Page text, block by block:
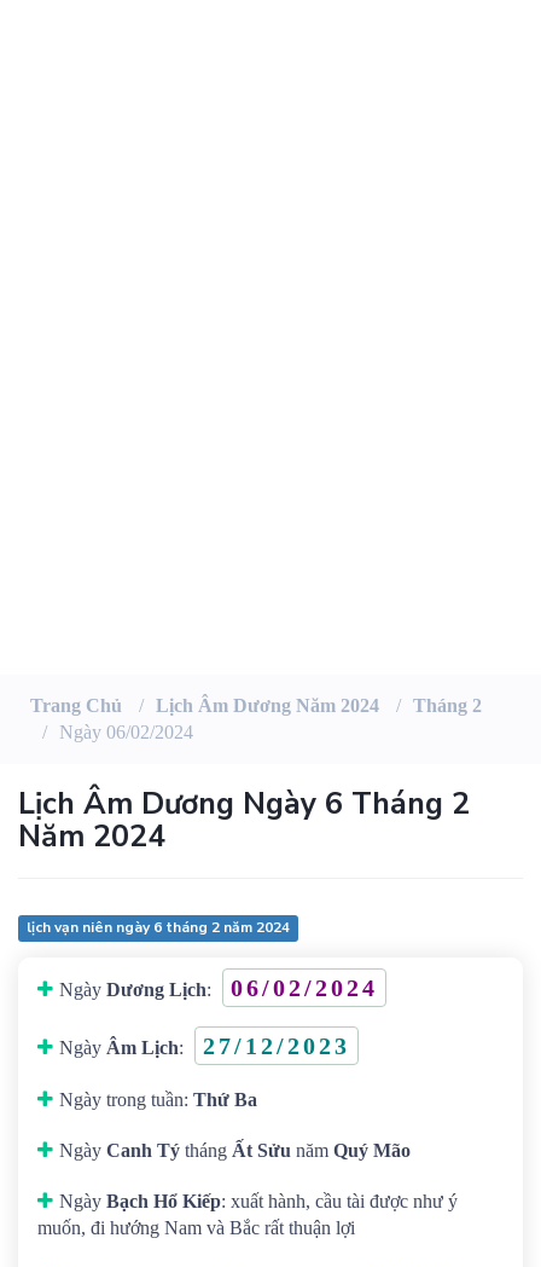
Trang Chủ Lịch Âm Dương Năm 2024
Tháng 2
Ngày 06/02/2024
Lịch Âm Dương Ngày 6 Tháng 2
Năm 2024
lịch vạn niên ngày 6 tháng 2 năm 2024
Ngày Dương Lịch: 06/02/2024
Ngày Âm Lịch: 27/12/2023
Ngày trong tuần: Thứ Ba
Ngày Canh Tý tháng Ất Sửu năm Quý Mão
Ngày Bạch Hổ Kiếp: xuất hành, cầu tài được như ý
muốn, đi hướng Nam và Bắc rất thuận lợi